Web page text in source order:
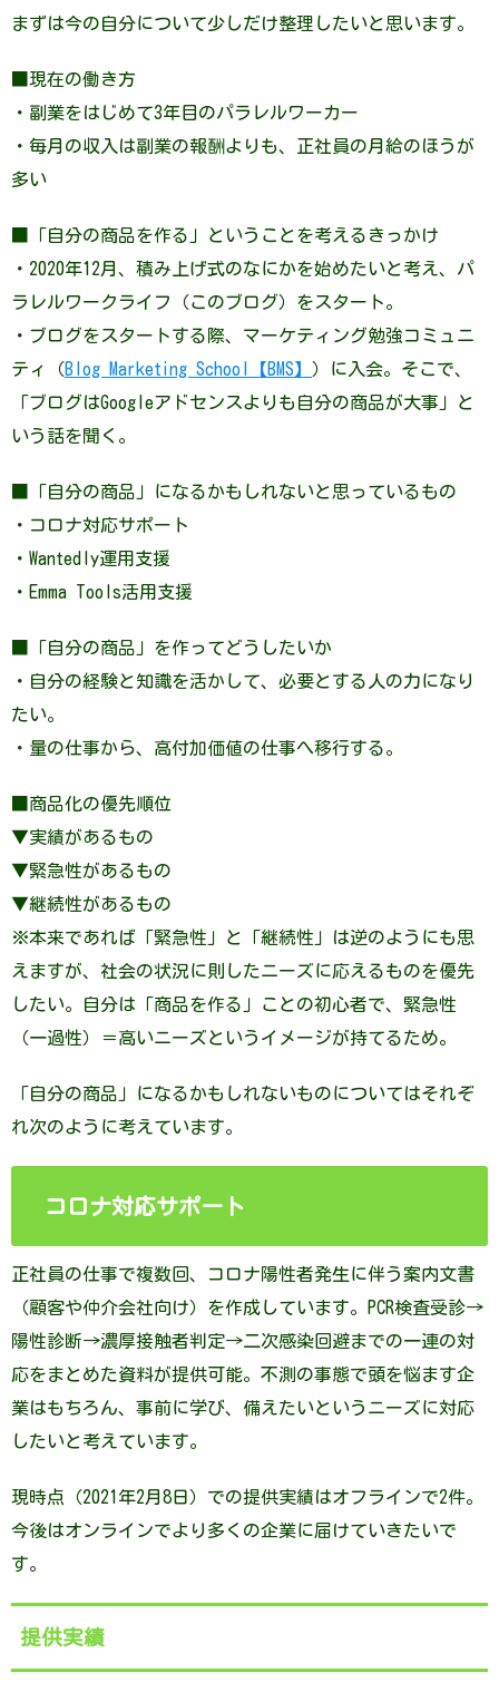
まずは今の自分について少しだけ整理したいと思います。
■現在の働き方
・副業をはじめて3年目のパラレルワーカー
・毎月の収入は副業の報酬よりも、正社員の月給のほうが
多い
■「自分の商品を作る」ということを考えるきっかけ
・2020年12月、積み上げ式のなにかを始めたいと考え、パ
ラレルワークライフ（このブログ）をスタート。
・ブログをスタートする際、マーケティング勉強コミュニ
ティ（Blog Marketing School【BMS】 ）に入会。そこで、
「ブログはGoogleアドセンスよりも自分の商品が大事」と
いう話を聞く。
■「自分の商品」になるかもしれないと思っているもの
・コロナ対応サポート
・Wantedly運用支援
・Emma Tools活用支援
■「自分の商品」を作ってどうしたいか
・自分の経験と知識を活かして、必要とする人の力になり
たい。
・量の仕事から、高付加価値の仕事へ移行する。
■商品化の優先順位
▼実績があるもの
▼緊急性があるもの
▼継続性があるもの
※本来であれば「緊急性」と「継続性」は逆のようにも思
えますが、社会の状況に則したニーズに応えるものを優先
したい。自分は「商品を作る」ことの初心者で、緊急性
（一過性）＝高いニーズというイメージが持てるため。
「自分の商品」になるかもしれないものについてはそれぞ
れ次のように考えています。
コロナ対応サポート
正社員の仕事で複数回、コロナ陽性者発生に伴う案内文書
（顧客や仲介会社向け）を作成しています。PCR検査受診→
陽性診断→濃厚接触者判定→二次感染回避までの一連の対
応をまとめた資料が提供可能。不測の事態で頭を悩ます企
業はもちろん、事前に学び、備えたいというニーズに対応
したいと考えています。
現時点（2021年2月8日）での提供実績はオフラインで2件。
今後はオンラインでより多くの企業に届けていきたいで
す。
提供実績